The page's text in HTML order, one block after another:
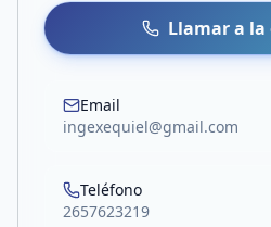
Llamar a la
Email
ingexequiel@gmail.com
Teléfono
2657623219